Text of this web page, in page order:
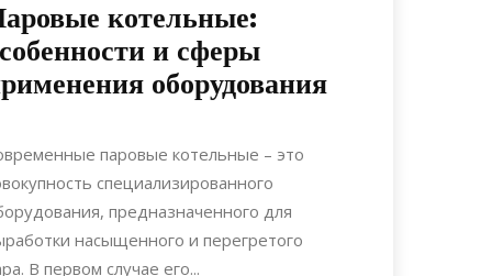
котельные:
и сферы
оборудования
28.12.2020 0
паровые котельные – это
специализированного
предназначенного для
насыщенного и перегретого
В первом случае его...